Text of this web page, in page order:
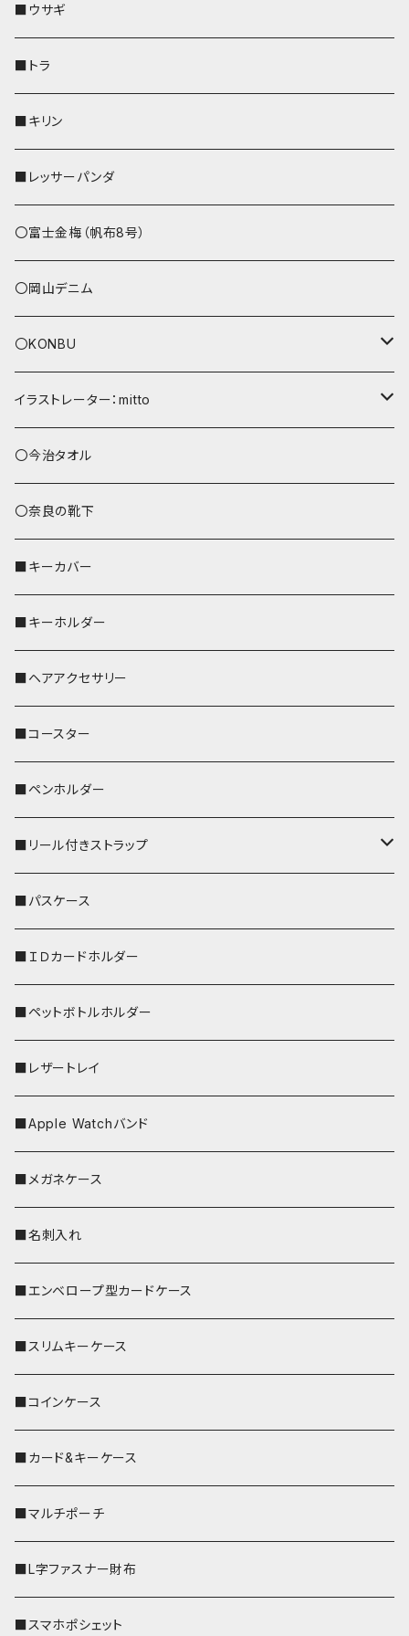
その他
その他
靴下・ミニタオル
財布
その他
その他
財布
その他
リール付きストラップ
リールのみ
ストラップ付
財布
キーケース
ペンホルダー
AppleWatchバンド
L字ファスナー財布
その他
Apple Watchバンド
■ウサギ
■トラ
■キリン
■レッサーパンダ
〇富士金梅（帆布8号）
〇岡山デニム
〇KONBU
ショルダーバッグ
あずまバッグ
トートバッグ（L）
バッグインバッグ
イラストレーター：mitto
シマエナガ
ハシビロコウ
オカメインコ
歌うオカメちゃん
おかめ３兄弟
セキセイインコ
文鳥
鹿
ペンギン
〇今治タオル
〇奈良の靴下
■キーカバー
■キーホルダー
■ヘアアクセサリー
■コースター
■ペンホルダー
■リール付きストラップ
リールのみ
ストラップ付
■パスケース
■ＩＤカードホルダー
■ペットボトルホルダー
■レザートレイ
■Apple Watchバンド
■メガネケース
■名刺入れ
■エンベロープ型カードケース
■スリムキーケース
■コインケース
■カード&キーケース
■マルチポーチ
■L字ファスナー財布
■スマホポシェット